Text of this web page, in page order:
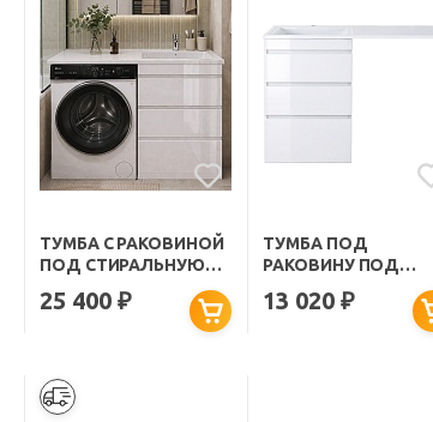
ТУМБА С РАКОВИНОЙ
ПОД СТИРАЛЬНУЮ
МАШИНУ MORIS 120 R
НАПОЛЬНАЯ БЕЛАЯ
25 400₽
ТУМБА ПОД
РАКОВИНУ ПОД
МАШИНУ MORIS 120
НАПОЛЬНАЯ БЕЛАЯ
13 020₽